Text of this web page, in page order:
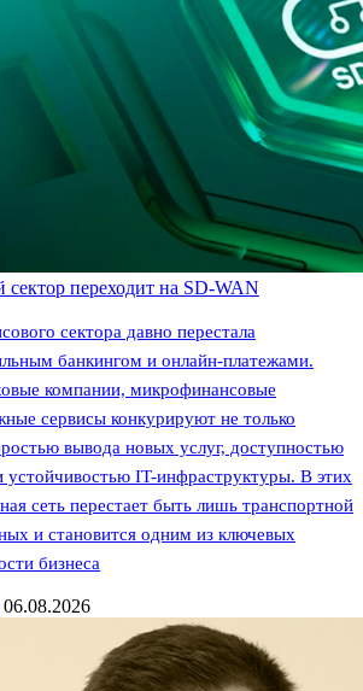
переходит на SD-WAN
сектора давно перестала
банкингом и онлайн-платежами.
компании, микрофинансовые
сервисы конкурируют не только
вывода новых услуг, доступностью
устойчивостью IT-инфраструктуры. В этих
сеть перестает быть лишь транспортной
и становится одним из ключевых
бизнеса
06.08.2026